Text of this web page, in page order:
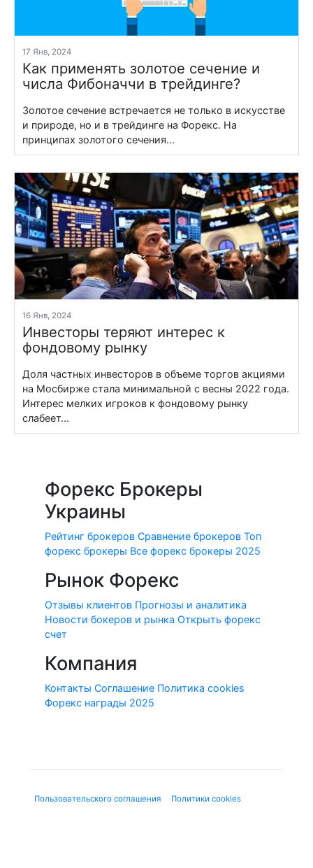
17 Янв, 2024
Как применять золотое сечение и
числа Фибоначчи в трейдинге?
Золотое сечение встречается не только в искусстве
и природе, но и в трейдинге на Форекс. На
принципах золотого сечения...
16 Янв, 2024
Инвесторы теряют интерес к
фондовому рынку
Доля частных инвесторов в объеме торгов акциями
на Мосбирже стала минимальной с весны 2022 года.
Интерес мелких игроков к фондовому рынку
слабеет...
Форекс Брокеры
Украины
Рейтинг брокеров Сравнение брокеров Топ
форекс брокеры Все форекс брокеры 2025
Рынок Форекс
Отзывы клиентов Прогнозы и аналитика
Новости бокеров и рынка Открыть форекс
счет
Компания
Контакты Соглашение Политика cookies
Форекс награды 2025
Пользовательского соглашения Политики cookies